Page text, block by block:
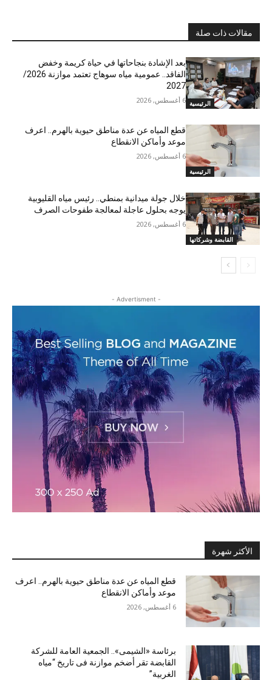
مقالات ذات صلة
الرئيسية
بعد الإشادة بنجاحاتها في حياة كريمة وخفض
الفاقد.. عمومية مياه سوهاج تعتمد موازنة 2026/
2027
6 أغسطس, 2026
الرئيسية
قطع المياه عن عدة مناطق حيوية بالهرم.. اعرف
موعد وأماكن الانقطاع
6 أغسطس, 2026
القابضة وشركاتها
خلال جولة ميدانية بمنطي.. رئيس مياه القليوبية
يوجه بحلول عاجلة لمعالجة طفوحات الصرف
6 أغسطس, 2026
- Advertisment -
الأكثر شهرة
قطع المياه عن عدة مناطق حيوية بالهرم.. اعرف
موعد وأماكن الانقطاع
6 أغسطس, 2026
برئاسة «الشيمى».. الجمعية العامة للشركة
القابضة تقر أضخم موازنة فى تاريخ “مياه
الغربية”